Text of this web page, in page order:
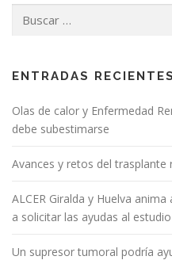
ENTRADAS RECIENTES
Olas de calor y Enfermedad
debe subestimarse
Avances y retos del trasplante
ALCER Giralda y Huelva
a solicitar las ayudas al
Un supresor tumoral podría